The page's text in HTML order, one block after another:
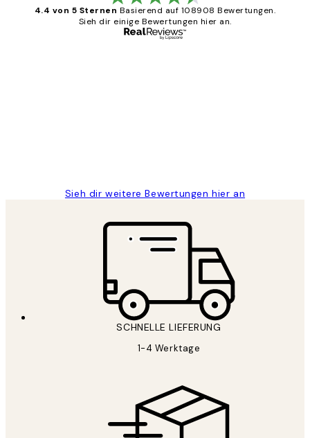
4.4 von 5 Sternen Basierend auf 108908 Bewertungen.
Sieh dir einige Bewertungen hier an.
Sieh dir weitere Bewertungen hier an
SCHNELLE LIEFERUNG
1-4 Werktage